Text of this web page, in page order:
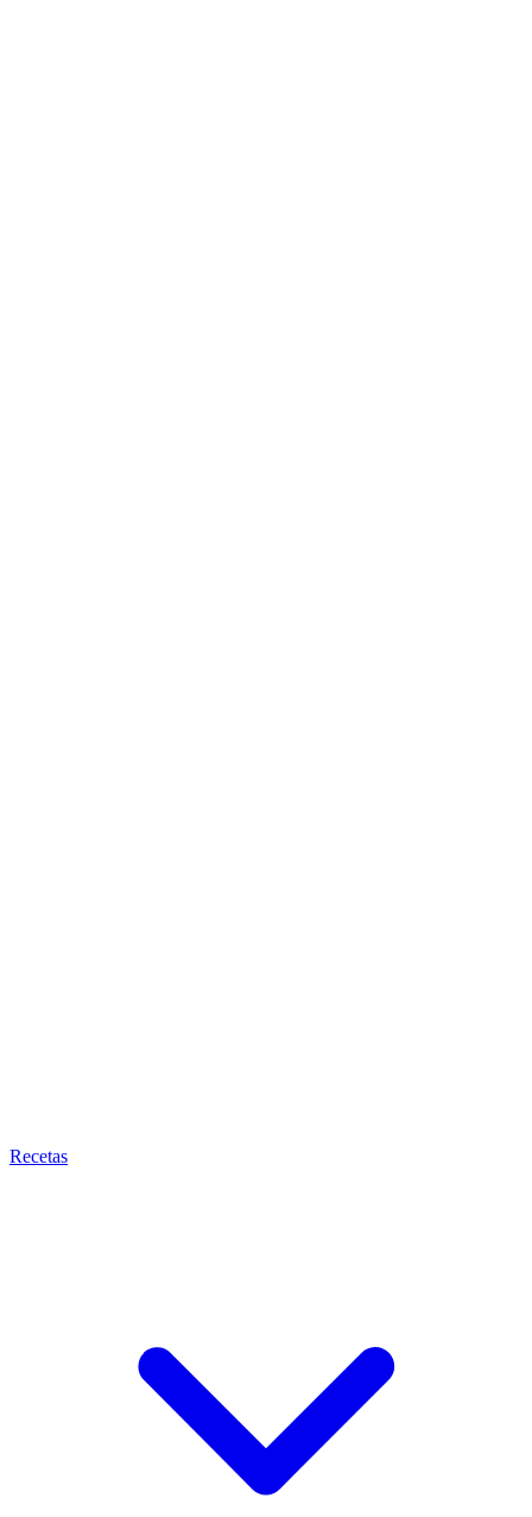
Recetas